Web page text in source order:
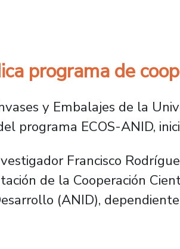
programa de
y Embalajes de la
programa ECOS-ANID,
Francisco
de la Cooperación
(ANID),